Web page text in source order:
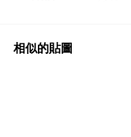
相似的貼圖